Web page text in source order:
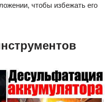
чтобы избежать его